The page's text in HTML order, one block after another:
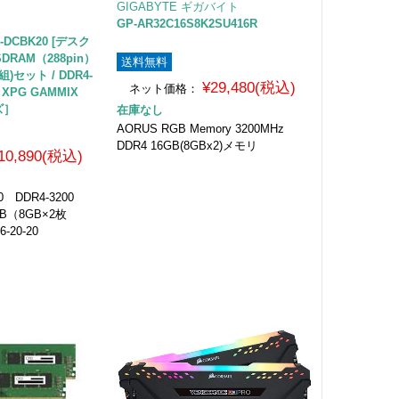
DCBK20 [デスク
（288pin）
)セット / DDR4-
GAMMIX
税込)
DDR4-3200
（8GB×2枚
20-20
GIGABYTE ギガバイト
GP-AR32C16S8K2SU416R
送料無料
ネット価格： ¥29,480(税込)
在庫なし
AORUS RGB Memory 3200MHz
DDR4 16GB(8GBx2)メモリ